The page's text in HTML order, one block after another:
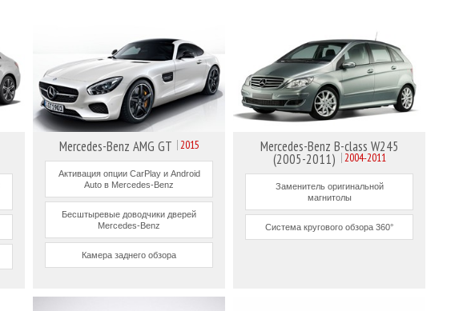
Mercedes-Benz AMG GT 2015
Активация опции CarPlay и Android
Auto в Mercedes-Benz
Бесштыревые доводчики дверей
Mercedes-Benz
Камера заднего обзора
Mercedes-Benz B-class W245
(2005-2011) 2004-2011
Заменитель оригинальной
магнитолы
Система кругового обзора 360°